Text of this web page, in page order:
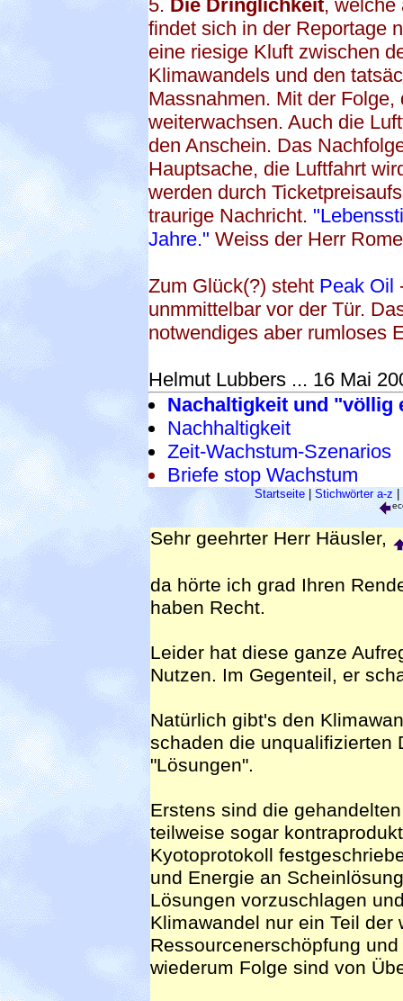
5. Die Dringlichkeit,
findet sich in der Reportage
eine riesige Kluft zwischen
Klimawandels und den
Massnahmen. Mit der
weiterwachsen. Auch die
den Anschein. Das
Hauptsache, die Luftfahrt
werden durch
traurige Nachricht.
Jahre." Weiss der Herr
Zum Glück(?) steht Peak Oil
unmmittelbar vor der Tür.
notwendiges aber rumloses
Helmut Lubbers ... 16 Mai
Nachaltigkeit und "völlig
Nachhaltigkeit
Zeit-Wachstum-Szenarios
Briefe stop Wachstum
Startseite|Stichwörter a-z
Sehr geehrter Herr Häusler,
da hörte ich grad Ihren
haben Recht.
Leider hat diese ganze
Nutzen. Im Gegenteil, er
Natürlich gibt's den
schaden die unqualifizierten
"Lösungen".
Erstens sind die
teilweise sogar
Kyotoprotokoll
und Energie an
Lösungen vorzuschlagen
Klimawandel nur ein Teil
Ressourcenerschöpfung
wiederum Folge sind von